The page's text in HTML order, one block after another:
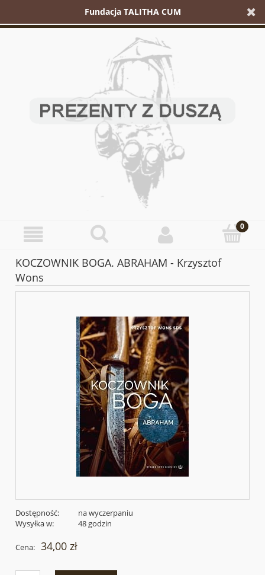
Fundacja TALITHA CUM
KOCZOWNIK BOGA. ABRAHAM - Krzysztof
Wons
Dostępność:
na wyczerpaniu
Wysyłka w:
48 godzin
Cena: 34,00 zł